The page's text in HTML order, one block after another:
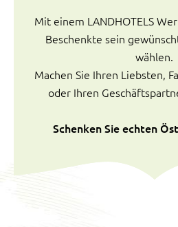
Mit einem LANDHOTELS
Beschenkte sein
wählen.
Machen Sie Ihren Liebsten,
oder Ihren
Schenken Sie echten